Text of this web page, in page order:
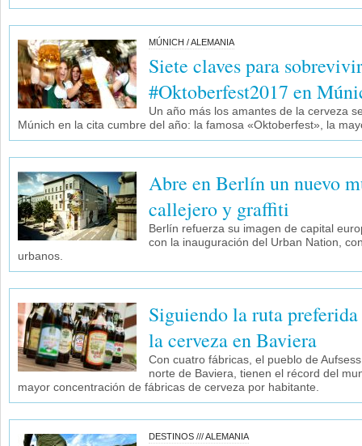
MÚNICH / ALEMANIA
Siete claves para
#Oktoberfest2017 en
Un año más los amantes de la cerveza
Múnich en la cita cumbre del año: la famosa «Oktoberfest», la
Abre en Berlín un nuevo
callejero y graffiti
Berlín refuerza su imagen de capital
con la inauguración del Urban Nation,
urbanos.
Siguiendo la ruta
la cerveza en Baviera
Con cuatro fábricas, el pueblo de
norte de Baviera, tienen el récord del
mayor concentración de fábricas de cerveza por habitante.
DESTINOS /// ALEMANIA